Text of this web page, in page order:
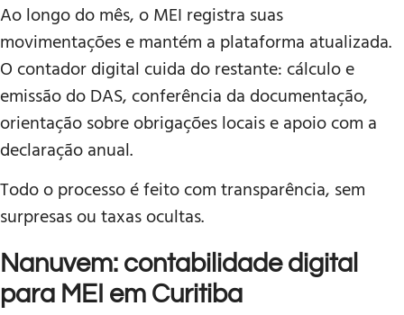
Ao longo do mês, o MEI registra suas
movimentações e mantém a plataforma atualizada.
O contador digital cuida do restante: cálculo e
emissão do DAS, conferência da documentação,
orientação sobre obrigações locais e apoio com a
declaração anual.
Todo o processo é feito com transparência, sem
surpresas ou taxas ocultas.
Nanuvem: contabilidade digital
para MEI em Curitiba